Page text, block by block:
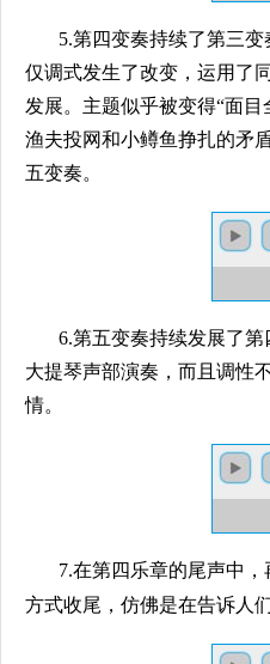
5.第四变奏持续了第三
仅调式发生了改变，运用了
发展。主题似乎被变得“面
渔夫投网和小鳟鱼挣扎的矛
五变奏。
6.第五变奏持续发展了
大提琴声部演奏，而且调性
情。
7.在第四乐章的尾声中，
方式收尾，仿佛是在告诉人